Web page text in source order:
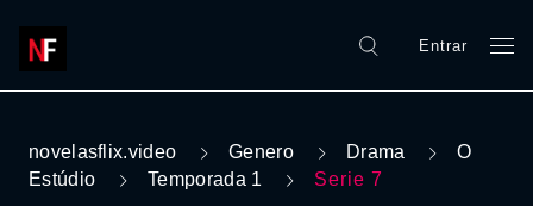
Entrar
novelasflix.video Genero Drama
O
Estúdio
Temporada 1 Serie 7